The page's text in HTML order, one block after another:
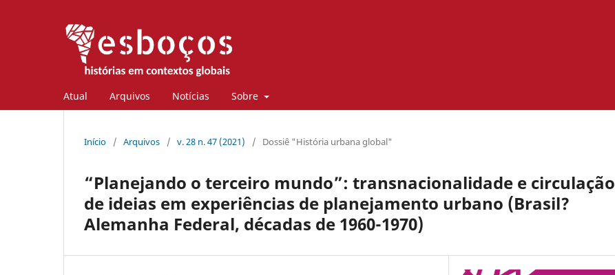
Atual Arquivos Notícias Sobre
Início / Arquivos / v. 28 n. 47 (2021) / Dossiê "História urbana global"
“Planejando o terceiro mundo”: transnacionalidade e circulação
de ideias em experiências de planejamento urbano (Brasil?
Alemanha Federal, décadas de 1960-1970)